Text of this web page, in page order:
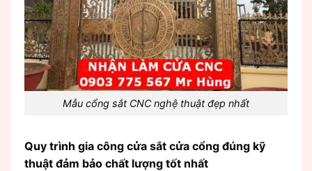
Mẫu cổng sắt CNC nghệ thuật đẹp nhất
Quy trình gia công cửa sắt cửa cổng đúng kỹ
thuật đảm bảo chất lượng tốt nhất